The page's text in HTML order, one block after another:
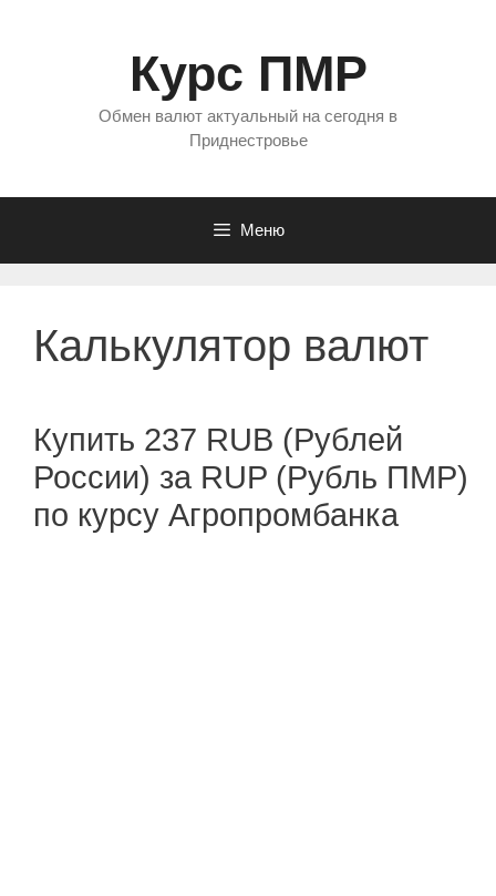
Курс ПМР
Обмен валют актуальный на сегодня в
Приднестровье
Меню
Калькулятор валют
Купить 237 RUB (Рублей
России) за RUP (Рубль ПМР)
по курсу Агропромбанка